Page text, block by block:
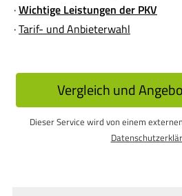
·Wichtige Leistungen der PKV
·Tarif- und Anbieterwahl
Vergleich und
Dieser Service wird von einem